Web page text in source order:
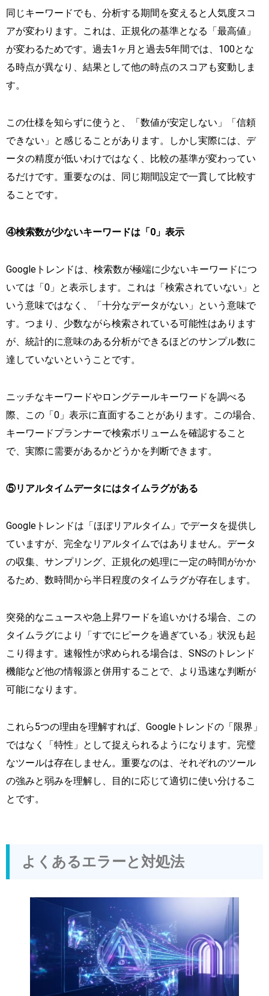
同じキーワードでも、分析する期間を変えると人気度スコ
アが変わります。これは、正規化の基準となる「最高値」
が変わるためです。過去1ヶ月と過去5年間では、100とな
る時点が異なり、結果として他の時点のスコアも変動しま
す。
この仕様を知らずに使うと、「数値が安定しない」「信頼
できない」と感じることがあります。しかし実際には、デ
ータの精度が低いわけではなく、比較の基準が変わってい
るだけです。重要なのは、同じ期間設定で一貫して比較す
ることです。
④検索数が少ないキーワードは「0」表示
Googleトレンドは、検索数が極端に少ないキーワードにつ
いては「0」と表示します。これは「検索されていない」と
いう意味ではなく、「十分なデータがない」という意味で
す。つまり、少数ながら検索されている可能性はあります
が、統計的に意味のある分析ができるほどのサンプル数に
達していないということです。
ニッチなキーワードやロングテールキーワードを調べる
際、この「0」表示に直面することがあります。この場合、
キーワードプランナーで検索ボリュームを確認すること
で、実際に需要があるかどうかを判断できます。
⑤リアルタイムデータにはタイムラグがある
Googleトレンドは「ほぼリアルタイム」でデータを提供し
ていますが、完全なリアルタイムではありません。データ
の収集、サンプリング、正規化の処理に一定の時間がかか
るため、数時間から半日程度のタイムラグが存在します。
突発的なニュースや急上昇ワードを追いかける場合、この
タイムラグにより「すでにピークを過ぎている」状況も起
こり得ます。速報性が求められる場合は、SNSのトレンド
機能など他の情報源と併用することで、より迅速な判断が
可能になります。
これら5つの理由を理解すれば、Googleトレンドの「限界」
ではなく「特性」として捉えられるようになります。完璧
なツールは存在しません。重要なのは、それぞれのツール
の強みと弱みを理解し、目的に応じて適切に使い分けるこ
とです。
よくあるエラーと対処法